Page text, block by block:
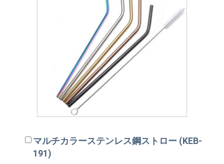
マルチカラーステンレス鋼ストロー (KEB-
191)